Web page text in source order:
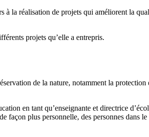
à la réalisation de projets qui améliorent la
projets qu’elle a entrepris.
de la nature, notamment la protection
en tant qu’enseignante et directrice
façon plus personnelle, des personnes dans